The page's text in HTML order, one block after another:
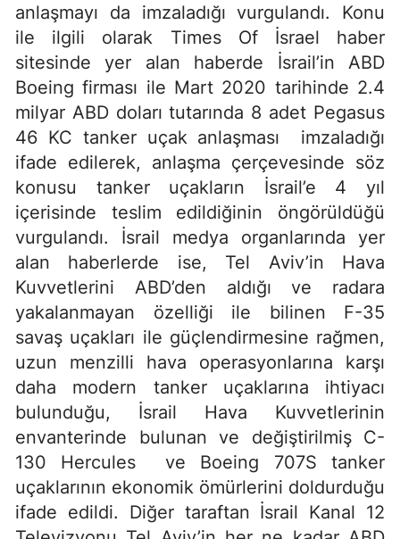
anlaşmayı da imzaladığı vurgulandı. Konu
ile ilgili olarak Times Of İsrael haber
sitesinde yer alan haberde İsrail’in ABD
Boeing firması ile Mart 2020 tarihinde 2.4
milyar ABD doları tutarında 8 adet Pegasus
46 KC tanker uçak anlaşması imzaladığı
ifade edilerek, anlaşma çerçevesinde söz
konusu tanker uçakların İsrail’e 4 yıl
içerisinde teslim edildiğinin öngörüldüğü
vurgulandı. İsrail medya organlarında yer
alan haberlerde ise, Tel Aviv’in Hava
Kuvvetlerini ABD’den aldığı ve radara
yakalanmayan özelliği ile bilinen F-35
savaş uçakları ile güçlendirmesine rağmen,
uzun menzilli hava operasyonlarına karşı
daha modern tanker uçaklarına ihtiyacı
bulunduğu, İsrail Hava Kuvvetlerinin
envanterinde bulunan ve değiştirilmiş C-
130 Hercules ve Boeing 707S tanker
uçaklarının ekonomik ömürlerini doldurduğu
ifade edildi. Diğer taraftan İsrail Kanal 12